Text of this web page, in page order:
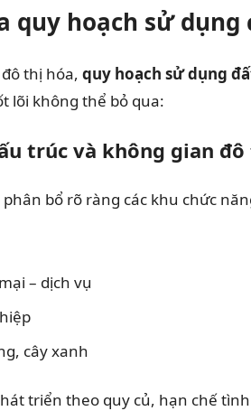
quy hoạch sử
thị hóa, quy hoạch sử dụng
lõi không thể bỏ qua:
trúc và không gian
bổ rõ ràng các khu chức
– dịch vụ
cây xanh
triển theo quy củ, hạn chế